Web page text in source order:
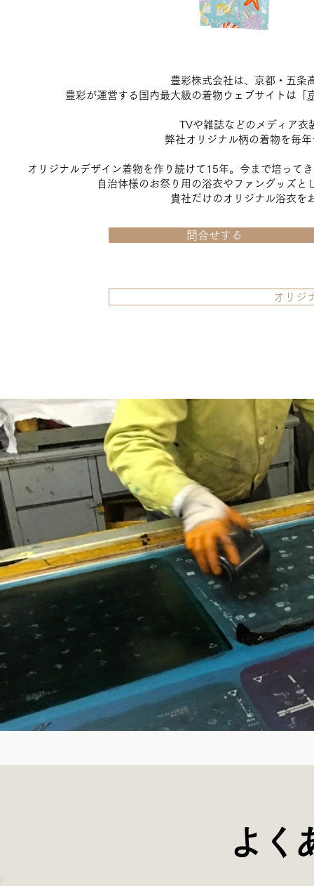
豊彩株式会社は、京都・五条
豊彩が運営する国内最大級の着物ウェブサイトは「
TVや雑誌などのメディア衣
弊社オリジナル柄の着物を毎
オリジナルデザイン着物を作り続けて15年。今まで培って
自治体様のお祭り用の浴衣やファングッズ
貴社だけのオリジナル浴衣を
問合せする
オリジ
よく